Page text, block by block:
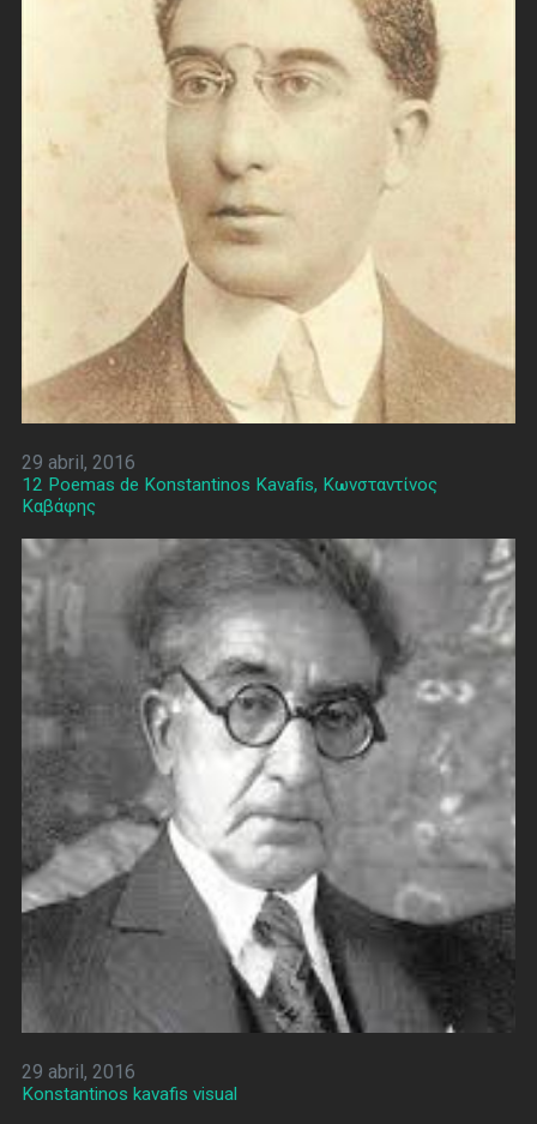
29 abril, 2016
12 Poemas de Konstantinos Kavafis, Κωνσταντίνος
Καβάφης
29 abril, 2016
Konstantinos kavafis visual